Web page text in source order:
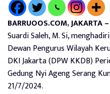
BARRUOOS.COM, JAKARTA –
Suardi Saleh, M. Si,
Dewan Pengurus Wilayah
DKI Jakarta (DPW KKDB)
Gedung Nyi Ageng Serang
21/7/2024.